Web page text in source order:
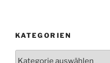
KATEGORIEN